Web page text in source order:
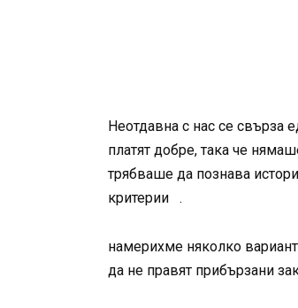
Неотдавна с нас се свърза
платят добре, така че
трябваше да познава
критерии .
намерихме няколко
да не правят прибързани